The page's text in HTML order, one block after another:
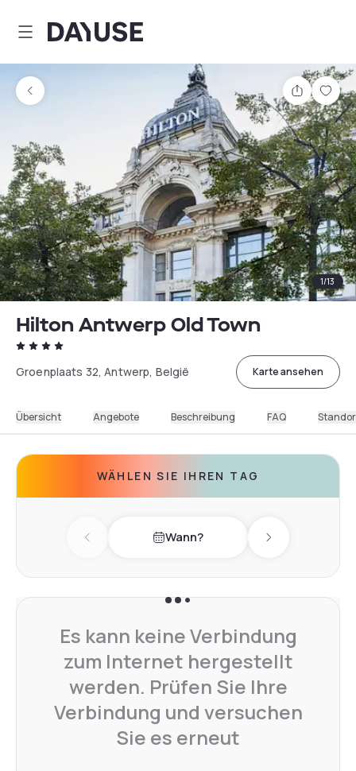
Dayuse
Teilen
1/13
Hilton Antwerp Old Town
Groenplaats 32, Antwerp, België Karte ansehen
Übersicht Angebote Beschreibung FAQ
WÄHLEN SIE IHREN TAG
Previous day Wann? Next day
Es kann keine Verbindung
zum Internet hergestellt
werden. Prüfen Sie Ihre
Verbindung und versuchen
Sie es erneut